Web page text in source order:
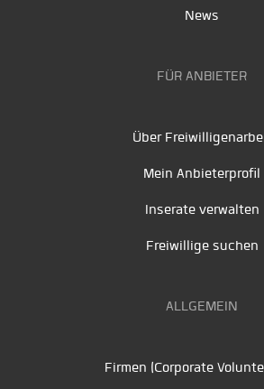
News
FÜR ANBIETER
Über
Mein Anbieterprofil
Inserate verwalten
Freiwillige suchen
ALLGEMEIN
Firmen (Corporate